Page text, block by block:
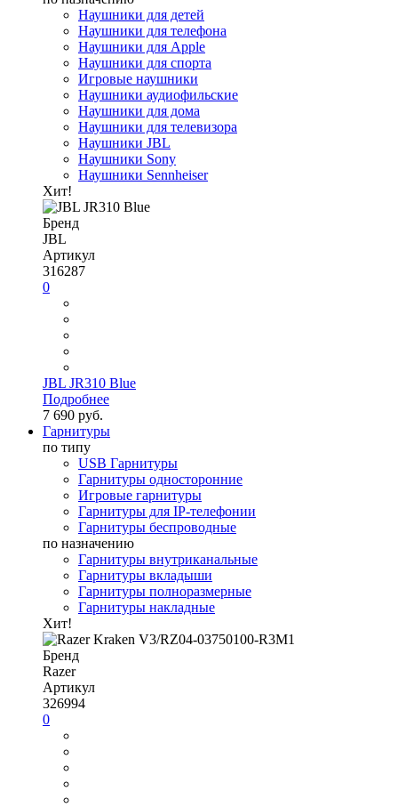
Наушники для детей
Наушники для телефона
Наушники для Apple
Наушники для спорта
Игровые наушники
Наушники аудиофильские
Наушники для дома
Наушники для телевизора
Наушники JBL
Наушники Sony
Наушники Sennheiser
Хит!
Бренд
JBL
Артикул
316287
0
JBL JR310 Blue
Подробнее
7 690 руб.
Гарнитуры
по типу
USB Гарнитуры
Гарнитуры односторонние
Игровые гарнитуры
Гарнитуры для IP-телефонии
Гарнитуры беспроводные
по назначению
Гарнитуры внутриканальные
Гарнитуры вкладыши
Гарнитуры полноразмерные
Гарнитуры накладные
Хит!
Бренд
Razer
Артикул
326994
0